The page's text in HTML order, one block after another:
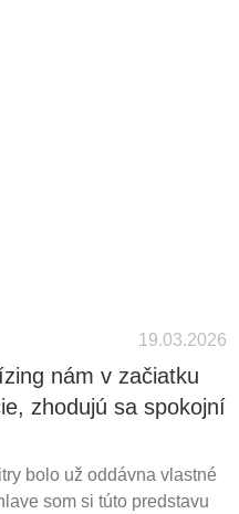
19.03.2026
nám v začiatku
zhodujú sa spokojní
bolo už oddávna vlastné
som si túto predstavu